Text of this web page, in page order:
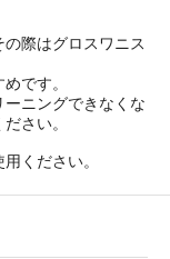
の際はグロスワニス
です。
ニングできなくな
さい。
ください。